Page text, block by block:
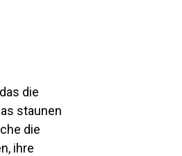
die
staunen
die
ihre